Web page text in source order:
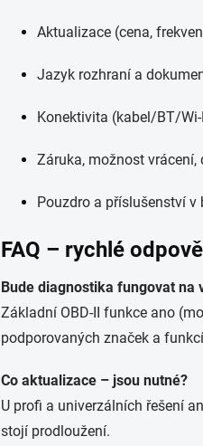
Aktualizace (cena,
Jazyk rozhraní a
Konektivita (kabel/BT/
Záruka, možnost vrácení,
Pouzdro a příslušenství v
FAQ – rychlé
Bude diagnostika fungovat na
Základní OBD-II funkce ano
podporovaných značek a
Co aktualizace – jsou nutné?
U profi a univerzálních řešení
stojí prodloužení.